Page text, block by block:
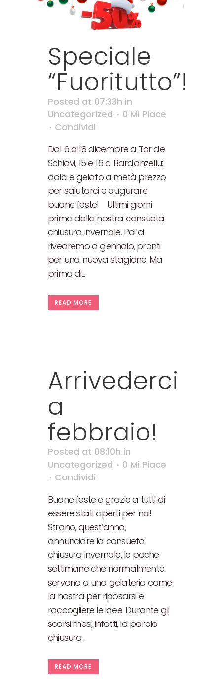
Speciale
“Fuoritutto”!
Posted at 07:33h in
Uncategorized
0 Mi Piace
Condividi
Dal 6 all'8 dicembre a Tor de
Schiavi, 15 e 16 a Bardanzellu:
dolci e gelato a metà prezzo
per salutarci e augurare
buone feste! Ultimi giorni
prima della nostra consueta
chiusura invernale. Poi ci
rivedremo a gennaio, pronti
per una nuova stagione. Ma
prima di...
READ MORE
Arrivederci
a
febbraio!
Posted at 08:10h in
Uncategorized
0 Mi Piace
Condividi
Buone feste e grazie a tutti di
essere stati aperti per noi!
Strano, quest’anno,
annunciare la consueta
chiusura invernale, le poche
settimane che normalmente
servono a una gelateria come
la nostra per riposarsi e
raccogliere le idee. Durante gli
scorsi mesi, infatti, la parola
chiusura...
READ MORE